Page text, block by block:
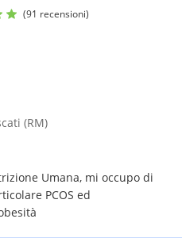
(91 recensioni)
(RM)
Umana, mi occupo di
PCOS ed